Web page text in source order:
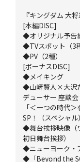
『キングダム 大将
[本編DISC]
◆オリジナル予告
◆TVスポット（3
◆PV（2種）
[ボーナスDISC]
◆メイキング
◆山﨑賢人×大沢
デューサー 座談会
「＜一つの時代
SP！（スペシャル
◆舞台挨拶映像（
初日舞台挨拶）
◆ニューヨーク・
◆「Beyond the